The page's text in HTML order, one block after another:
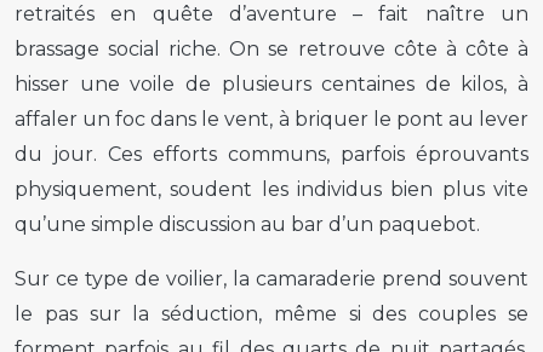
retraités en quête d’aventure – fait naître un
brassage social riche. On se retrouve côte à côte à
hisser une voile de plusieurs centaines de kilos, à
affaler un foc dans le vent, à briquer le pont au lever
du jour. Ces efforts communs, parfois éprouvants
physiquement, soudent les individus bien plus vite
qu’une simple discussion au bar d’un paquebot.
Sur ce type de voilier, la camaraderie prend souvent
le pas sur la séduction, même si des couples se